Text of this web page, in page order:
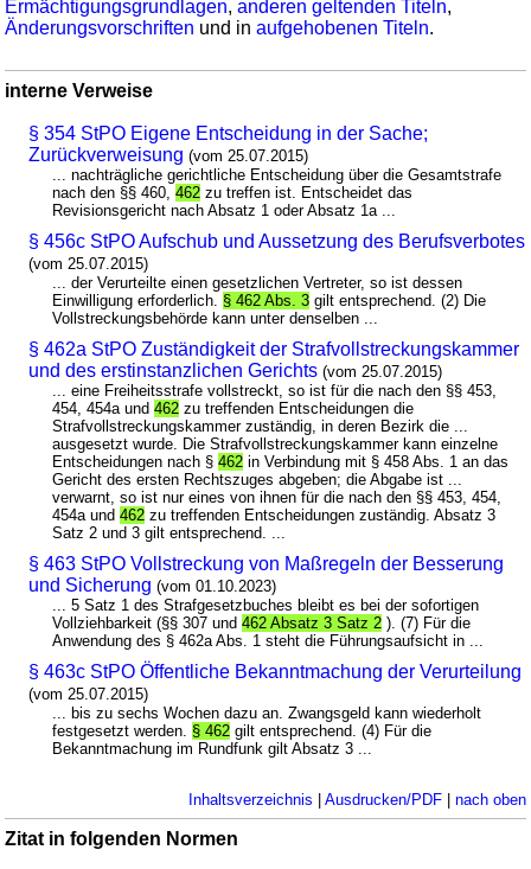
Ermächtigungsgrundlagen,anderen geltenden Titeln,
Änderungsvorschriften und inaufgehobenen Titeln.
interne Verweise
§ 354 StPO Eigene Entscheidung in der Sache;
Zurückverweisung (vom 25.07.2015)
... nachträgliche gerichtliche Entscheidung über die Gesamtstrafe
nach den §§ 460,462 zu treffen ist. Entscheidet das
Revisionsgericht nach Absatz 1 oder Absatz 1a ...
§ 456c StPO Aufschub und Aussetzung des Berufsverbotes
(vom 25.07.2015)
... der Verurteilte einen gesetzlichen Vertreter, so ist dessen
Einwilligung erforderlich. § 462 Abs. 3 gilt entsprechend. (2) Die
Vollstreckungsbehörde kann unter denselben ...
§ 462a StPO Zuständigkeit der Strafvollstreckungskammer
und des erstinstanzlichen Gerichts (vom 25.07.2015)
... eine Freiheitsstrafe vollstreckt, so ist für die nach den §§ 453,
454, 454a und462 zu treffenden Entscheidungen die
Strafvollstreckungskammer zuständig, in deren Bezirk die ...
ausgesetzt wurde. Die Strafvollstreckungskammer kann einzelne
Entscheidungen nach §462 in Verbindung mit § 458 Abs. 1 an das
Gericht des ersten Rechtszuges abgeben; die Abgabe ist ...
verwarnt, so ist nur eines von ihnen für die nach den §§ 453, 454,
454a und462 zu treffenden Entscheidungen zuständig. Absatz 3
Satz 2 und 3 gilt entsprechend. ...
§ 463 StPO Vollstreckung von Maßregeln der Besserung
und Sicherung (vom 01.10.2023)
... 5 Satz 1 des Strafgesetzbuches bleibt es bei der sofortigen
Vollziehbarkeit (§§ 307 und462 Absatz 3 Satz 2 ). (7) Für die
Anwendung des § 462a Abs. 1 steht die Führungsaufsicht in ...
§ 463c StPO Öffentliche Bekanntmachung der Verurteilung
(vom 25.07.2015)
... bis zu sechs Wochen dazu an. Zwangsgeld kann wiederholt
festgesetzt werden. § 462 gilt entsprechend. (4) Für die
Bekanntmachung im Rundfunk gilt Absatz 3 ...
Inhaltsverzeichnis | Ausdrucken/PDF| nach oben
Zitat in folgenden Normen